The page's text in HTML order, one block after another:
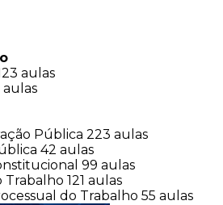
aulas
aulas
Pública 223 aulas
42 aulas
99 aulas
Trabalho 121 aulas
do Trabalho 55 aulas